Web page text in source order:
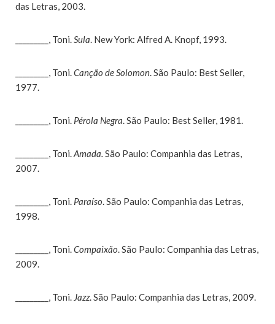
das Letras, 2003.
_________, Toni.Sula. New York: Alfred A. Knopf, 1993.
_________, Toni.Canção de Solomon. São Paulo: Best Seller,
1977.
_________, Toni. Pérola Negra. São Paulo: Best Seller, 1981.
_________, Toni.Amada. São Paulo: Companhia das Letras,
2007.
_________, Toni. Paraíso. São Paulo: Companhia das Letras,
1998.
_________, Toni.Compaixão. São Paulo: Companhia das Letras,
2009.
_________, Toni. Jazz. São Paulo: Companhia das Letras, 2009.